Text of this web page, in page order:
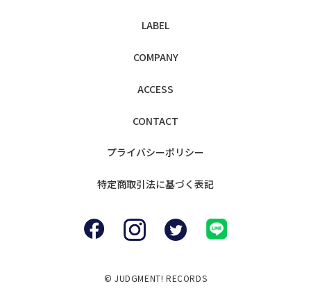
LABEL
COMPANY
ACCESS
CONTACT
プライバシーポリシー
特定商取引法に基づく表記
© JUDGMENT! RECORDS